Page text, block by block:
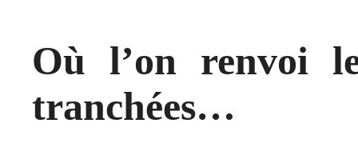
Où l’on renvoi
tranchées…